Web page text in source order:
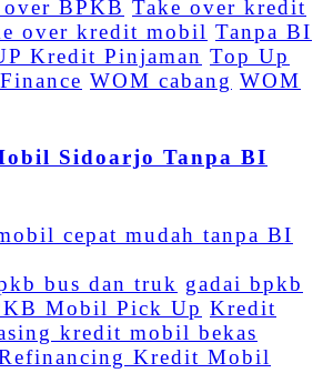
over BPKB Take over kredit
over kredit mobil Tanpa BI
Kredit Pinjaman Top Up
WOM cabang WOM
Sidoarjo Tanpa BI
bus dan truk gadai bpkb
Mobil Pick Up Kredit
kredit mobil bekas
Kredit Mobil